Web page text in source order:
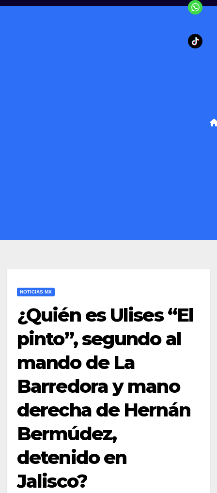
NOTICIAS MX
¿Quién es Ulises “El
pinto”, segundo al
mando de La
Barredora y mano
derecha de Hernán
Bermúdez,
detenido en
Jalisco?